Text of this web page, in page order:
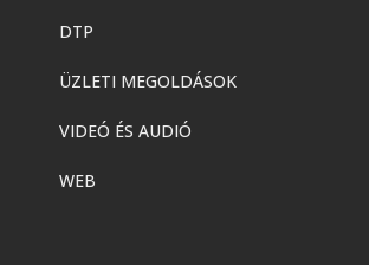
DTP
ÜZLETI MEGOLDÁSOK
VIDEÓ ÉS AUDIÓ
WEB